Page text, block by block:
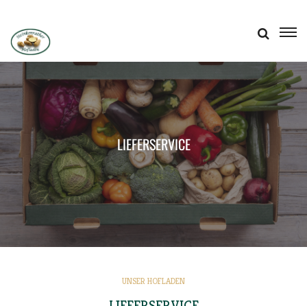
HOME EIGE­NER ANBAU
HOF­LA­DEN & SB-AUTOMAT LIE­FER­SER­VICE
REZEP­TE WIR ÜBER UNS PRES­SE
LIE­FER­SER­VICE
UNSER HOFLADEN